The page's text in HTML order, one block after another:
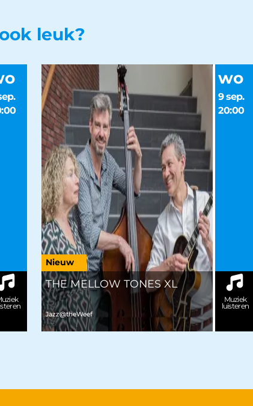
leuk?
THE MELLOW TONES XL
Jazz@theWeef
wo
9 sep.
20:00
Muziek
luisteren
Nieuw